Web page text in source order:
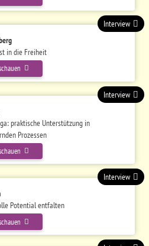
in die Freiheit
Interview
praktische Unterstützung in
Prozessen
Interview
Potential entfalten
Interview